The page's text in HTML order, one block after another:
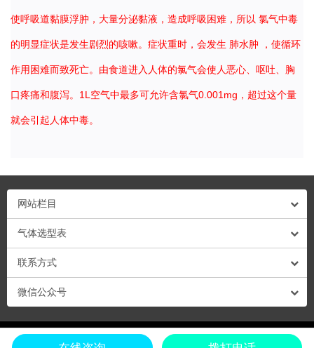
使呼吸道黏膜浮肿，大量分泌黏液，造成呼吸困难，所以 氯气中毒
的明显症状是发生剧烈的咳嗽。症状重时，会发生 肺水肿 ，使循环
作用困难而致死亡。由食道进入人体的氯气会使人恶心、呕吐、胸
口疼痛和腹泻。1L空气中最多可允许含氯气0.001mg，超过这个量
就会引起人体中毒。
网站栏目
气体选型表
联系方式
微信公众号
粤ICP备13009878号-1 粤公网安备44030702001695号 © Copyright 2018 深圳市深